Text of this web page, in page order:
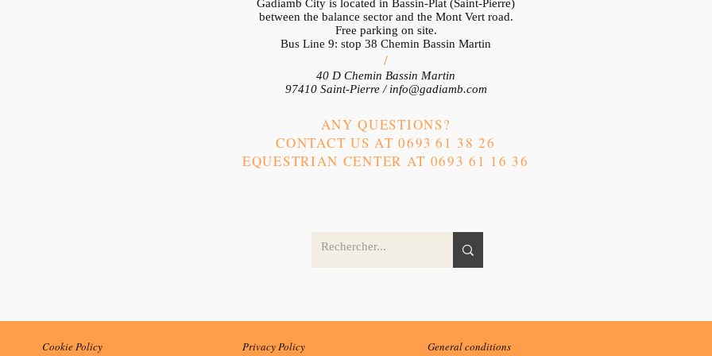
Gadiamb City is located in Bassin-Plat (Saint-Pierre)
between the balance sector and the Mont Vert road.
Free parking on site.
Bus Line 9: stop 38 Chemin Bassin Martin
/
40 D Chemin Bassin Martin
97410 Saint-Pierre / info@gadiamb.com
ANY QUESTIONS?
CONTACT US AT 0693 61 38 26
EQUESTRIAN CENTER AT 0693 61 16 36
Cookie Policy Privacy Policy General conditions